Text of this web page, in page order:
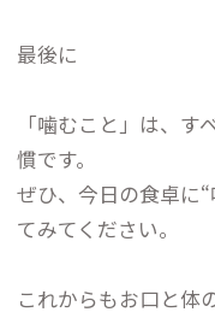
最後に
「噛むこと」は、
慣です。
ぜひ、今日の食卓に
てみてください。
これからもお口と体